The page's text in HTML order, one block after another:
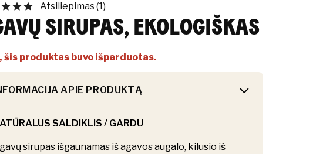
Atsiliepimas (1)
SIRUPAS, EKOLOGIŠKAS
šis produktas buvo išparduotas.
APIE PRODUKTĄ
SALDIKLIS / GARDU
sirupas išgaunamas iš agavos augalo, kilusio iš